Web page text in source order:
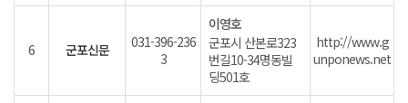
6 군포신문
031-396-236
3
이영호
군포시 산본로323
번길10-34명동빌
딩501호
http://www.g
unponews.net